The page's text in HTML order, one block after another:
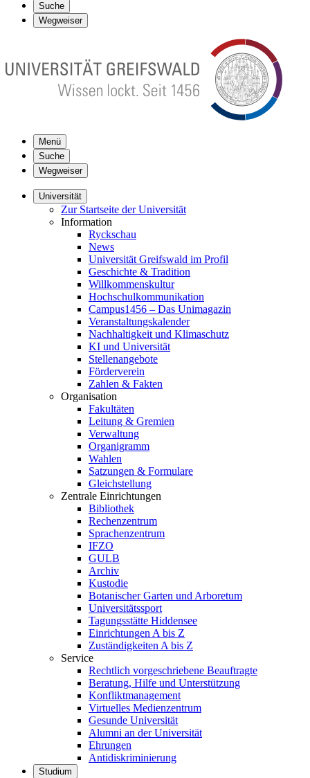
Suche
Wegweiser
Menü
Suche
Wegweiser
Universität
Zur Startseite der Universität
Information
Ryckschau
News
Universität Greifswald im Profil
Geschichte & Tradition
Willkommenskultur
Hochschulkommunikation
Campus1456 – Das Unimagazin
Veranstaltungskalender
Nachhaltigkeit und Klimaschutz
KI und Universität
Stellenangebote
Förderverein
Zahlen & Fakten
Organisation
Fakultäten
Leitung & Gremien
Verwaltung
Organigramm
Wahlen
Satzungen & Formulare
Gleichstellung
Zentrale Einrichtungen
Bibliothek
Rechenzentrum
Sprachenzentrum
IFZO
GULB
Archiv
Kustodie
Botanischer Garten und Arboretum
Universitätssport
Tagungsstätte Hiddensee
Einrichtungen A bis Z
Zuständigkeiten A bis Z
Service
Rechtlich vorgeschriebene Beauftragte
Beratung, Hilfe und Unterstützung
Konfliktmanagement
Virtuelles Medienzentrum
Gesunde Universität
Alumni an der Universität
Ehrungen
Antidiskriminierung
Studium